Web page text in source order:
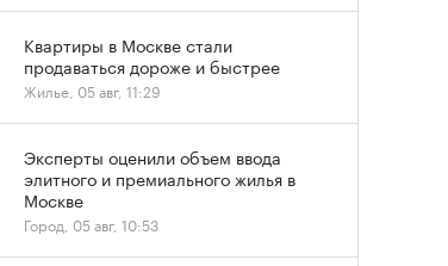
Квартиры в Москве стали
продаваться дороже и быстрее
Жилье, 05 авг, 11:29
Эксперты оценили объем ввода
элитного и премиального жилья в
Москве
Город, 05 авг, 10:53